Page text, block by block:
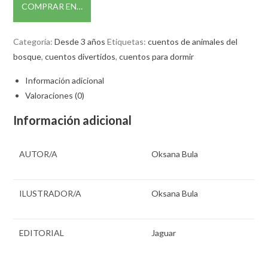
COMPRAR EN…
Categoría:Desde 3 años Etiquetas:cuentos de animales del
bosque,cuentos divertidos,cuentos para dormir
Información adicional
Valoraciones (0)
Información adicional
AUTOR/A Oksana Bula
ILUSTRADOR/A Oksana Bula
EDITORIAL Jaguar